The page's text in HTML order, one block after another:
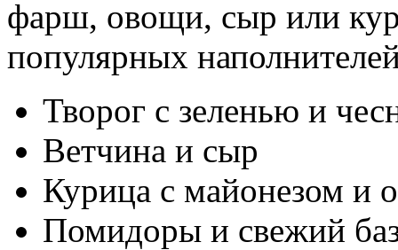
фарш, овощи, сыр или
популярных
Творог с зеленью и
Ветчина и сыр
Курица с майонезом и
Помидоры и свежий